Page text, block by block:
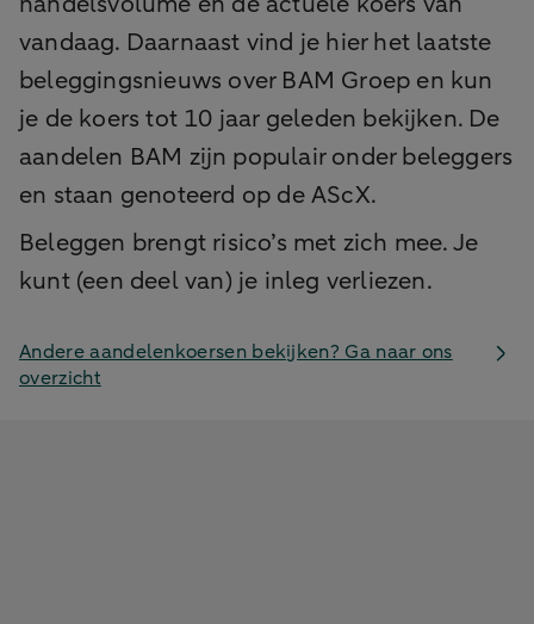
vandaag. Daarnaast vind je hier het laatste
beleggingsnieuws over BAM Groep en kun
je de koers tot 10 jaar geleden bekijken. De
aandelen BAM zijn populair onder beleggers
en staan genoteerd op de AScX.
Beleggen brengt risico’s met zich mee. Je
kunt (een deel van) je inleg verliezen.
Andere aandelenkoersen bekijken? Ga naar ons
overzicht